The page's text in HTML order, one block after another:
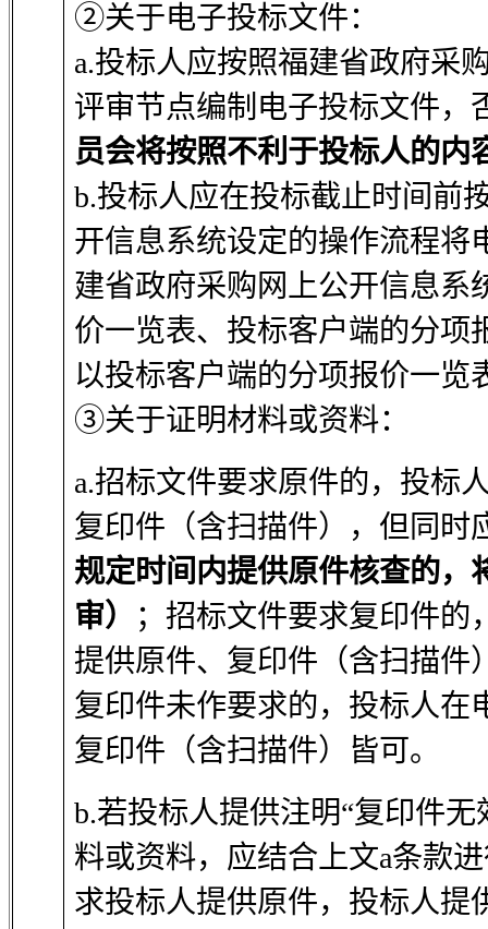
②关于电子投标文件：
a.投标人应按照福建省政府采
评审节点编制电子投标文件，
员会将按照不利于投标人的内
b.投标人应在投标截止时间前
开信息系统设定的操作流程将
建省政府采购网上公开信息系
价一览表、投标客户端的分项
以投标客户端的分项报价一览
③关于证明材料或资料：
a.招标文件要求原件的，投标
复印件（含扫描件），但同时
规定时间内提供原件核查的，
审）
；招标文件要求复印件的
提供原件、复印件（含扫描件
复印件未作要求的，投标人在
复印件（含扫描件）皆可。
b.若投标人提供注明“复印件无
料或资料，应结合上文a条款
求投标人提供原件，投标人提